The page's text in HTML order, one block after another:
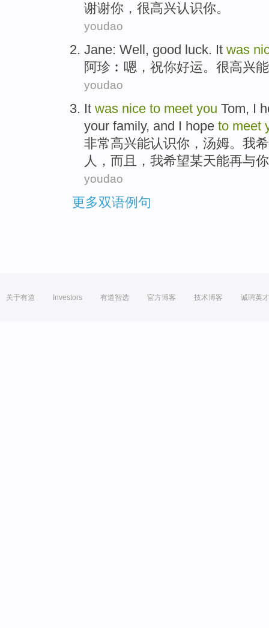
谢谢你 ， 很高兴认识你。
youdao
Jane: Well, good luck. It was
阿珍 ︰ 嗯 ，祝你好运。 很高兴能
youdao
It was nice to meet you Tom, I
your family, and I hope to meet
非常高兴能认识你 ， 汤姆。 我
人 ，而且，我希望某天能再与
youdao
更多双语例句
关于有道 Investors 有道智选 官方博客 技术博客 诚聘英才